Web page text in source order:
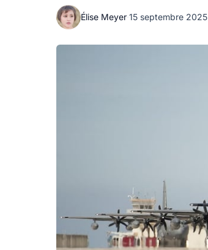
Élise Meyer·15 septembre 2025